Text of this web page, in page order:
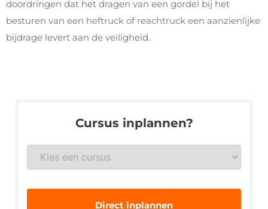
doordringen dat het dragen van een gordel bij het
besturen van een heftruck of reachtruck een aanzienlijke
bijdrage levert aan de veiligheid.
Cursus inplannen?
veiligheidsopleiding